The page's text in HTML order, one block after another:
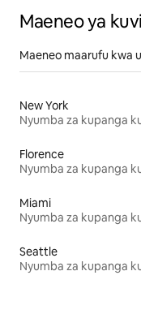
Maeneo ya
Maeneo maarufu kwa
New York
Florence
Miami
Seattle